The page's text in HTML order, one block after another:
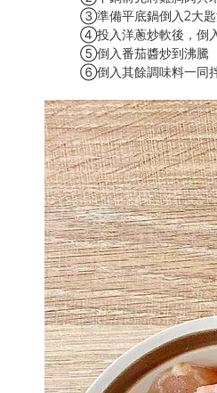
③準備平底鍋倒入2大匙
④投入洋蔥炒軟後，倒
⑤倒入番茄醬炒到沸騰
⑥倒入其餘調味料一同